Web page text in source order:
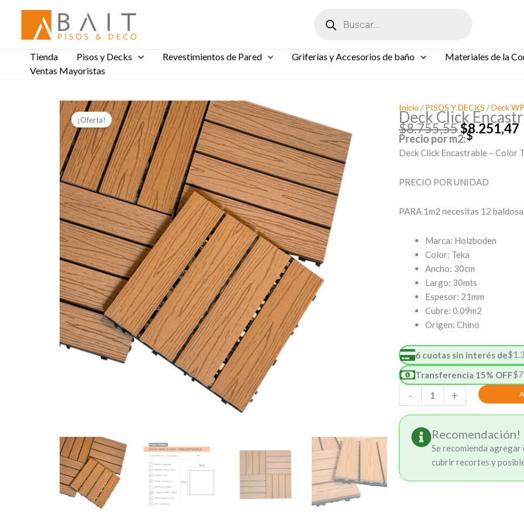
contenido
productos
Tienda Pisos y Decks Revestimientos de Pared Griferías y Accesorios de baño Materiales de la
Ventas Mayoristas
¡Oferta!
Inicio / PISOS Y DECKS /Deck
Deck Click
$8.755,55
El
precio
era:
$8.251,47
Precio por m2:
Deck Click Encastrable – Color
PRECIO POR UNIDAD
PARA 1m2 necesitas 12
Marca: Holzboden
Color: Teka
Ancho: 30cm
Largo: 30mts
Espesor: 21mm
Cubre: 0.09m2
Origen: Chino
6 cuotas sin interés de$
Transferencia 15% OFF$
-
Click
Encastrable
Teka
cantidad
+
Recomendación!
Se recomienda
cubrir recortes y